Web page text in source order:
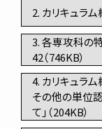
2. カリキュラム
3. 各専攻科の
42（746KB）
4. カリキュラ
その他の単位
て」（204KB）